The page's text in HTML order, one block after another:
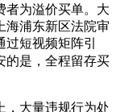
者为溢价买单。大
海浦东新区法院审
短视频矩阵引
的是，全程留存买
大量违规行为处